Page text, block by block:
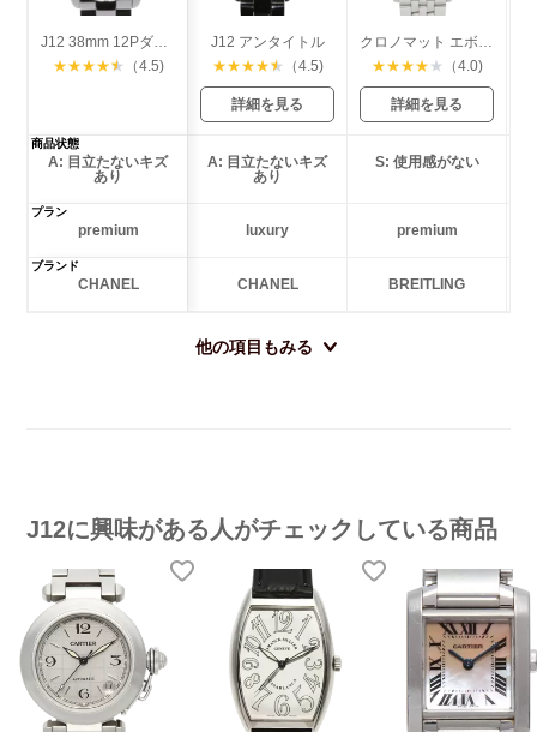
J12 38mm 12Pダイヤ
★★★★★ （4.5)
J12 アンタイトル
★★★★★ （4.5)
詳細を見る
クロノマット エボリューション
★★★★ ★ （4.0)
詳細を見る
商品状態
A: 目立たないキズ
あり
A: 目立たないキズ
あり
S: 使用感がない
プラン
premium luxury premium
ブランド
CHANEL CHANEL BREITLING
他の項目もみる
J12に興味がある人がチェックしている商品